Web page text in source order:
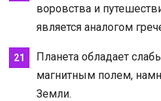
воровства и
является аналогом
Планета обладает
магнитным полем,
Земли.